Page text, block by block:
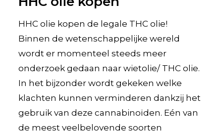
HHC olie kopen de legale THC olie!
Binnen de wetenschappelijke wereld
wordt er momenteel steeds meer
onderzoek gedaan naar wietolie/ THC olie.
In het bijzonder wordt gekeken welke
klachten kunnen verminderen dankzij het
gebruik van deze cannabinoïden. Eén van
de meest veelbelovende soorten